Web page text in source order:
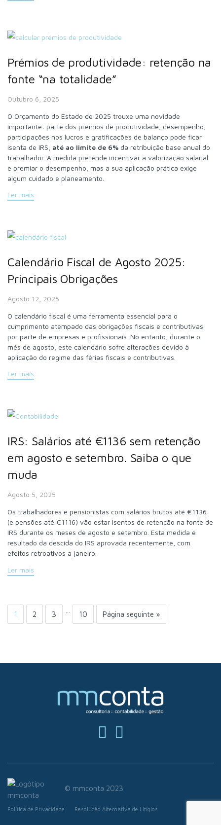
Prémios de produtividade: retenção na
fonte “na totalidade”
Outubro 6, 2025
O Orçamento do Estado de 2025 trouxe uma novidade
importante: parte dos prémios de produtividade, desempenho,
participações nos lucros e gratificações de balanço pode ficar
isenta de IRS, até ao limite de 6% da retribuição base anual do
trabalhador. A medida pretende incentivar a valorização salarial
e premiar o desempenho, mas a sua aplicação prática exige
algum cuidado e planeamento.
Ler mais
Calendário Fiscal de Agosto 2025:
Principais Obrigações
Agosto 12, 2025
O calendário fiscal é uma ferramenta essencial para o
cumprimento atempado das obrigações fiscais e contributivas
por parte de empresas e profissionais. No entanto, durante o
mês de agosto, este calendário sofre alterações devido à
aplicação do regime das férias fiscais e contributivas.
Ler mais
IRS: Salários até €1136 sem retenção
em agosto e setembro. Saiba o que
muda
Agosto 5, 2025
Os trabalhadores e pensionistas com salários brutos até €1136
(e pensões até €1116) vão estar isentos de retenção na fonte de
IRS durante os meses de agosto e setembro. Esta medida é
resultado da descida do IRS aprovada recentemente, com
efeitos retroativos a janeiro.
Ler mais
1 2 3 10 Página seguinte »
© mmconta 2023
Política de Privacidade Resolução Alternativa de Litígios